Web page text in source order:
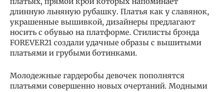
длинную льняную рубашку. Платья как у славянок,
украшенные вышивкой, дизайнеры предлагают
носить с обувью на платформе. Стилисты брэнда
FOREVER21 создали удачные образы с вышитыми
платьями и грубыми ботинками.
Молодежные гардеробы девочек пополнятся
платьями совершенно новых очертаний. Модными